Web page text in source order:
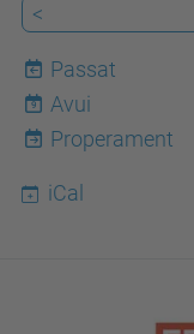
<
Passat
9
Avui
Properament
iCal